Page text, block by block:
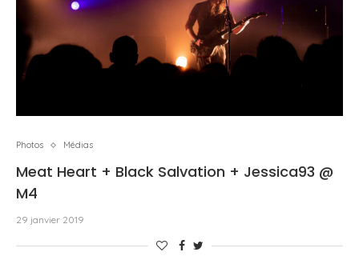
Photos Médias
Meat Heart + Black Salvation + Jessica93 @
M4
29 janvier 2019